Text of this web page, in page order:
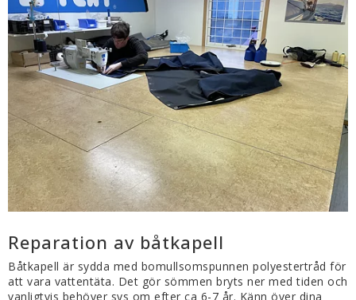
Vi tillverkar också..
Kontaktformulär
Om oss
Villkor & info
Reparation av båtkapell
Båtkapell är sydda med bomullsomspunnen polyestertråd för
att vara vattentäta. Det gör sömmen bryts ner med tiden och
vanligtvis behöver sys om efter ca 6-7 år. Känn över dina